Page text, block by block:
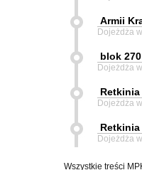
Armii
Dojeżdża
blok 270
Dojeżdża
Retkinia
Dojeżdża
Retkinia
Dojeżdża
Wszystkie treści